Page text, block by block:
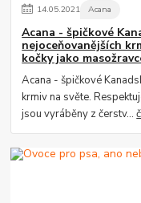
14.05.2021 Acana
Acana - špičkové
nejoceňovanějších
kočky jako
Acana - špičkové
krmiv na světe.
jsou vyráběny z čerstv...